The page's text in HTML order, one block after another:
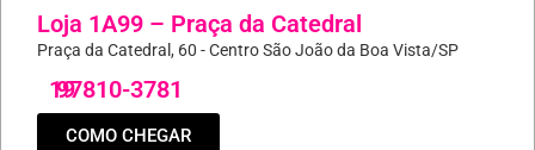
Loja 1A99 – Praça da Catedral
Praça da Catedral, 60 - Centro São João da Boa Vista/SP
19
97810-3781
COMO CHEGAR